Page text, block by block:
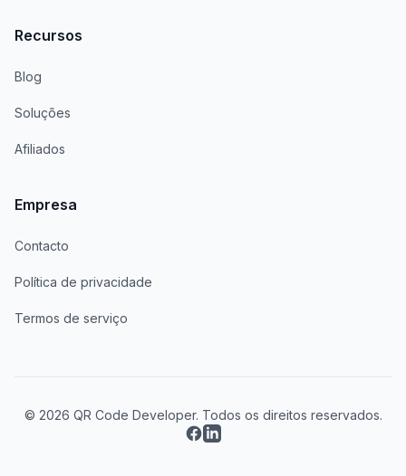
Recursos
Blog
Soluções
Afiliados
Empresa
Contacto
Política de privacidade
Termos de serviço
© 2026 QR Code Developer. Todos os direitos reservados.